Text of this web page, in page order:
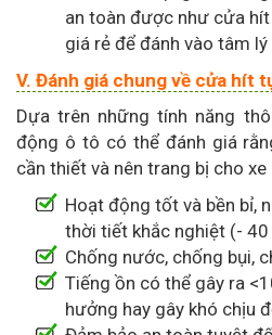
an toàn được như cửa
giá rẻ để đánh vào tâm
V. Đánh giá chung về cửa hít
Dựa trên những tính năng
động ô tô có thể đánh giá
cần thiết và nên trang bị cho xe
Hoạt động tốt và bền bỉ,
thời tiết khắc nghiệt (- 40
Chống nước, chống bụi,
Tiếng ồn có thể gây ra
hưởng hay gây khó chịu